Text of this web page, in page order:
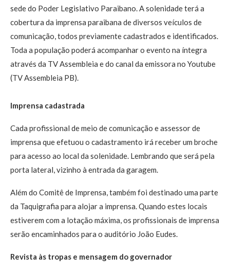
sede do Poder Legislativo Paraibano. A solenidade terá a
cobertura da imprensa paraibana de diversos veículos de
comunicação, todos previamente cadastrados e identificados.
Toda a população poderá acompanhar o evento na íntegra
através da TV Assembleia e do canal da emissora no Youtube
(TV Assembleia PB).
Imprensa cadastrada
Cada profissional de meio de comunicação e assessor de
imprensa que efetuou o cadastramento irá receber um broche
para acesso ao local da solenidade. Lembrando que será pela
porta lateral, vizinho à entrada da garagem.
Além do Comitê de Imprensa, também foi destinado uma parte
da Taquigrafia para alojar a imprensa. Quando estes locais
estiverem com a lotação máxima, os profissionais de imprensa
serão encaminhados para o auditório João Eudes.
Revista às tropas e mensagem do governador